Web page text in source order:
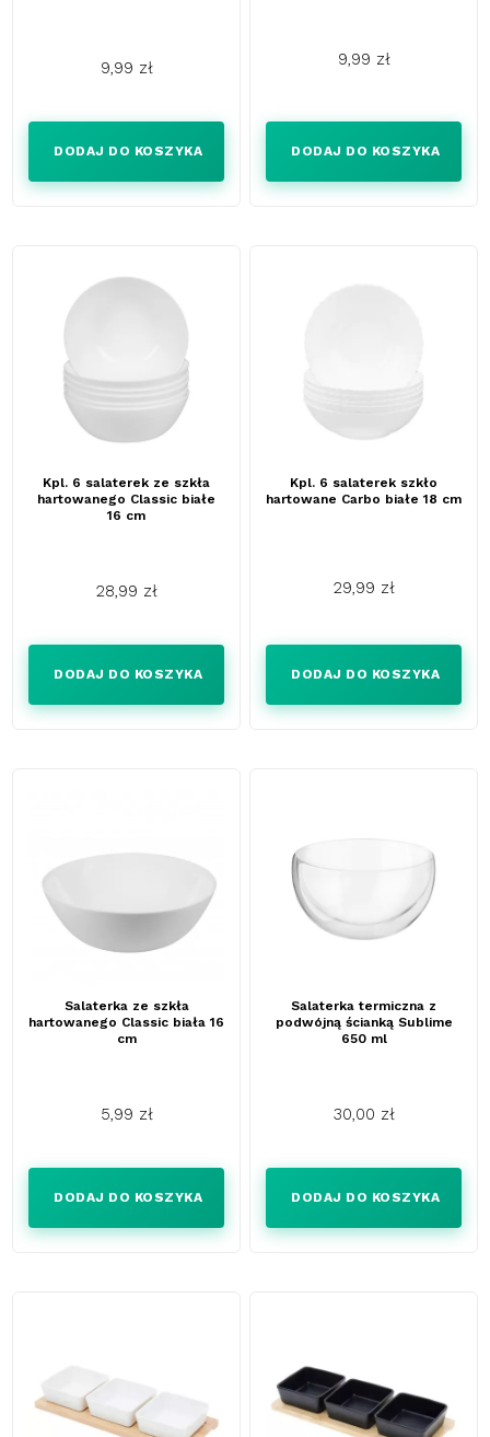
9,99 zł
DODAJ DO KOSZYKA
9,99 zł
DODAJ DO KOSZYKA
Kpl. 6 salaterek ze szkła
hartowanego Classic białe
16 cm
28,99 zł
DODAJ DO KOSZYKA
Kpl. 6 salaterek szkło
hartowane Carbo białe 18 cm
29,99 zł
DODAJ DO KOSZYKA
Salaterka ze szkła
hartowanego Classic biała 16
cm
5,99 zł
DODAJ DO KOSZYKA
Salaterka termiczna z
podwójną ścianką Sublime
650 ml
30,00 zł
DODAJ DO KOSZYKA